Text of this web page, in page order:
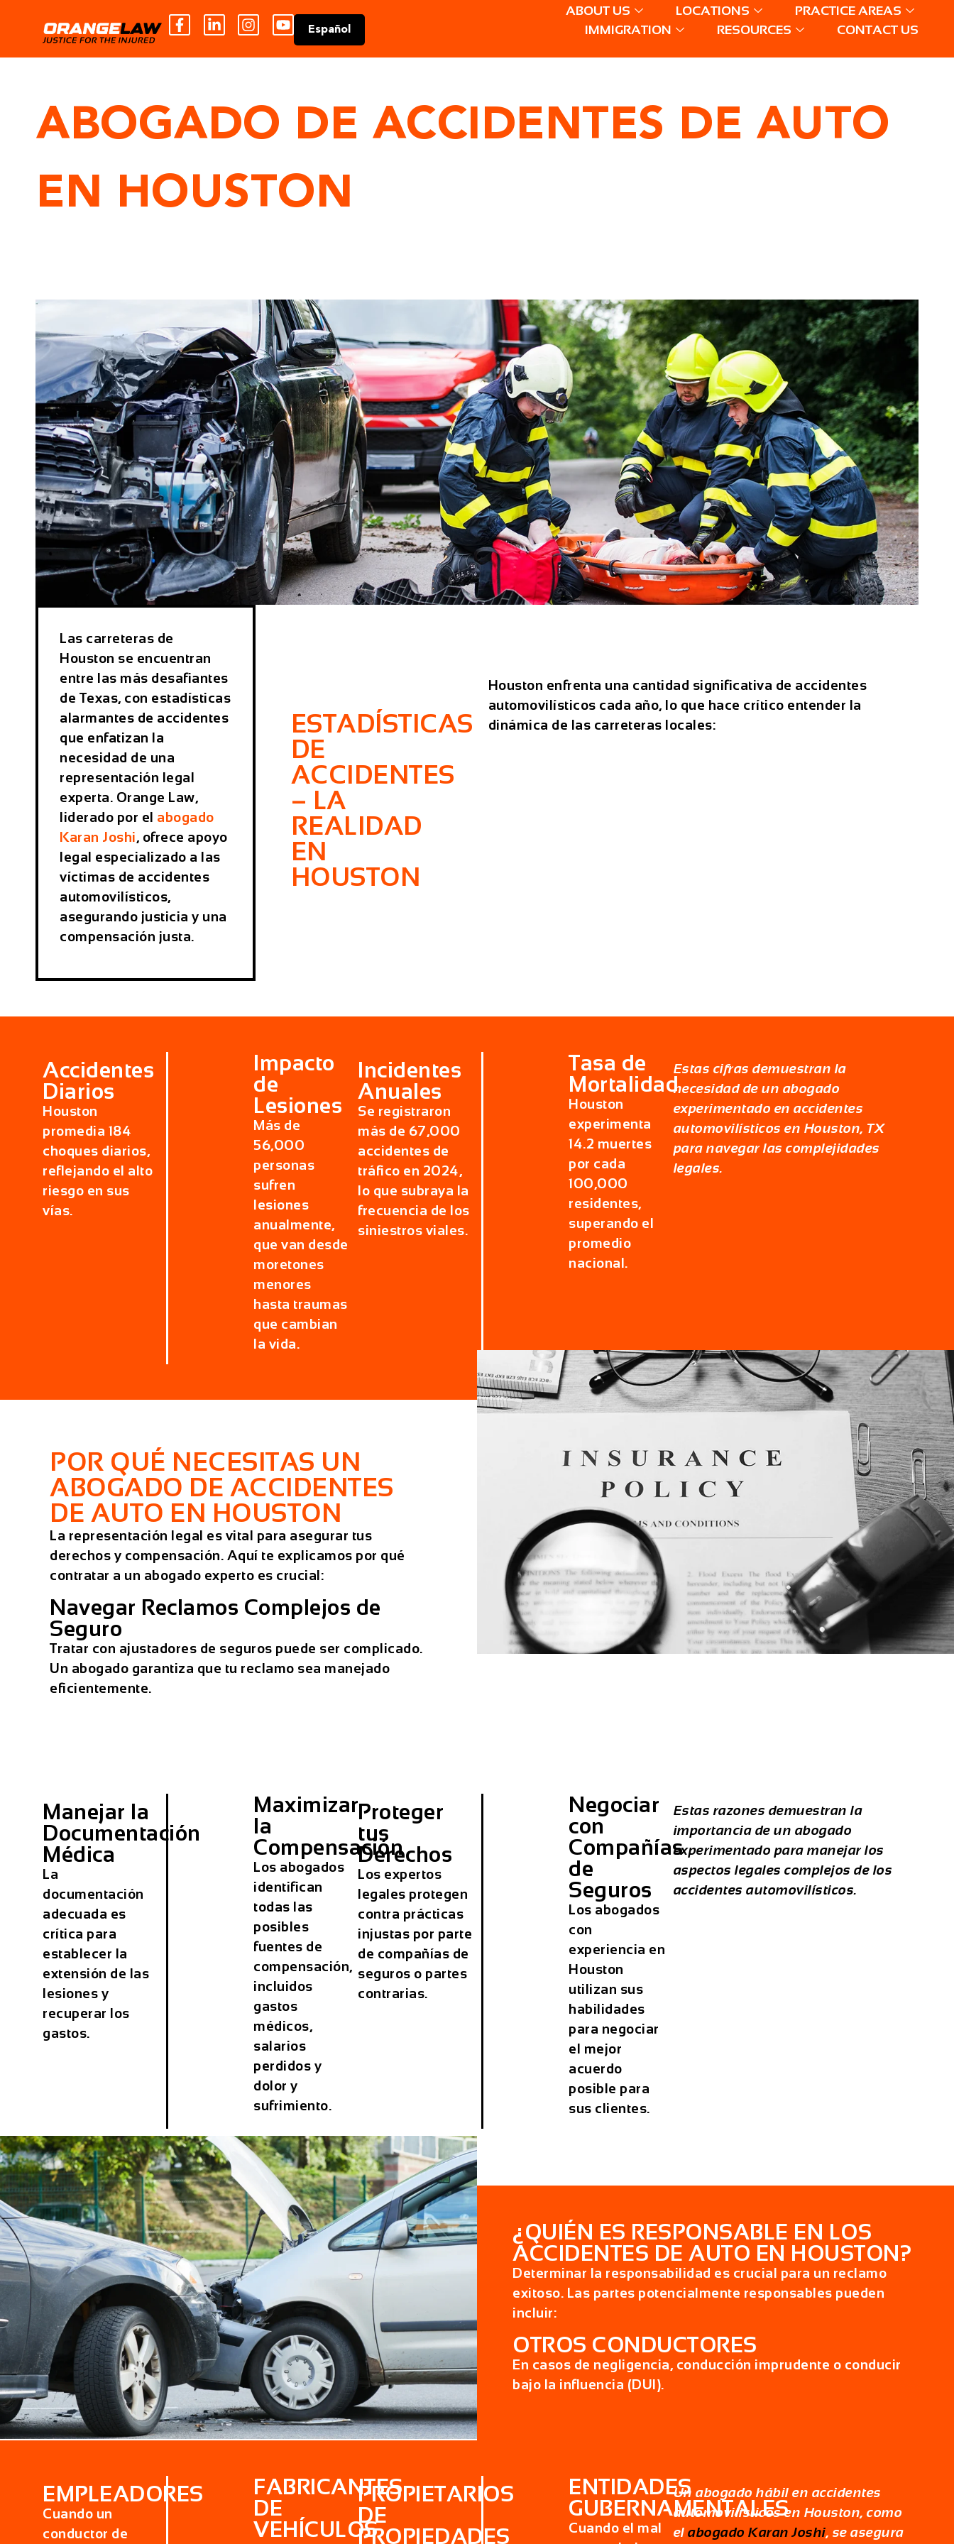
Español
ABOUT US LOCATIONS
PRACTICE AREAS
IMMIGRATION
RESOURCES CONTACT US
ABOGADO DE ACCIDENTES DE AUTO
EN HOUSTON
Las carreteras de
Houston se encuentran
entre las más desafiantes
de Texas, con estadísticas
alarmantes de accidentes
que enfatizan la
necesidad de una
representación legal
experta. Orange Law,
liderado por el abogado
Karan Joshi, ofrece apoyo
legal especializado a las
víctimas de accidentes
automovilísticos,
asegurando justicia y una
compensación justa.
ESTADÍSTICAS
DE
ACCIDENTES
– LA
REALIDAD
EN
HOUSTON
Houston enfrenta una cantidad significativa de accidentes
automovilísticos cada año, lo que hace crítico entender la
dinámica de las carreteras locales:
Accidentes
Diarios
Houston
promedia 184
choques diarios,
reflejando el alto
riesgo en sus
vías.
Impacto
de
Lesiones
Más de
56,000
personas
sufren
lesiones
anualmente,
que van desde
moretones
menores
hasta traumas
que cambian
la vida.
Incidentes
Anuales
Se registraron
más de 67,000
accidentes de
tráfico en 2024,
lo que subraya la
frecuencia de los
siniestros viales.
Tasa de
Mortalidad
Houston
experimenta
14.2 muertes
por cada
100,000
residentes,
superando el
promedio
nacional.
Estas cifras demuestran la
necesidad de un abogado
experimentado en accidentes
automovilísticos en Houston, TX
para navegar las complejidades
legales.
POR QUÉ NECESITAS UN
ABOGADO DE ACCIDENTES
DE AUTO EN HOUSTON
La representación legal es vital para asegurar tus
derechos y compensación. Aquí te explicamos por qué
contratar a un abogado experto es crucial:
Navegar Reclamos Complejos de
Seguro
Tratar con ajustadores de seguros puede ser complicado.
Un abogado garantiza que tu reclamo sea manejado
eficientemente.
Manejar la
Documentación
Médica
La
documentación
adecuada es
crítica para
establecer la
extensión de las
lesiones y
recuperar los
gastos.
Maximizar
la
Compensación
Los abogados
identifican
todas las
posibles
fuentes de
compensación,
incluidos
gastos
médicos,
salarios
perdidos y
dolor y
sufrimiento.
Proteger
tus
Derechos
Los expertos
legales protegen
contra prácticas
injustas por parte
de compañías de
seguros o partes
contrarias.
Negociar
con
Compañías
de
Seguros
Los abogados
con
experiencia en
Houston
utilizan sus
habilidades
para negociar
el mejor
acuerdo
posible para
sus clientes.
Estas razones demuestran la
importancia de un abogado
experimentado para manejar los
aspectos legales complejos de los
accidentes automovilísticos.
¿QUIÉN ES RESPONSABLE EN LOS
ACCIDENTES DE AUTO EN HOUSTON?
Determinar la responsabilidad es crucial para un reclamo
exitoso. Las partes potencialmente responsables pueden
incluir:
OTROS CONDUCTORES
En casos de negligencia, conducción imprudente o conducir
bajo la influencia (DUI).
EMPLEADORES
Cuando un
conductor de
FABRICANTES
DE
VEHÍCULOS
PROPIETARIOS
DE
PROPIEDADES
ENTIDADES
GUBERNAMENTALES
Cuando el mal
Un abogado hábil en accidentes
automovilísticos en Houston, como
elabogadoKaran Joshi, se asegura